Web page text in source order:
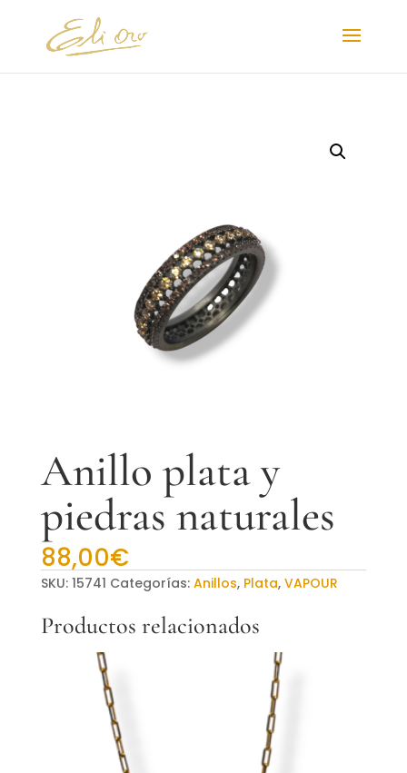
Anillo plata y
piedras naturales
88,00€
SKU: 15741 Categorías: Anillos, Plata, VAPOUR
Productos relacionados